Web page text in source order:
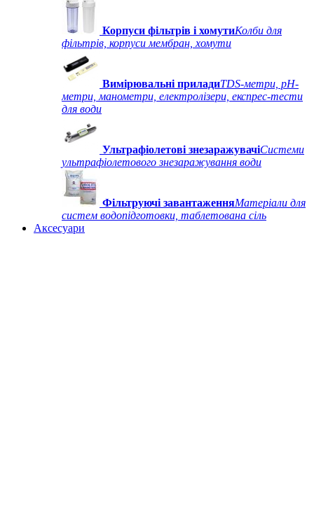
Корпуси фільтрів і хомутиКолби для
фільтрів, корпуси мембран, хомути
Вимірювальні приладиTDS-метри, рН-
метри, манометри, електролізери, експрес-тести
для води
Ультрафіолетові знезаражувачіСистеми
ультрафіолетового знезаражування води
Фільтруючі завантаженняМатеріали для
систем водопідготовки, таблетована сіль
Аксесуари